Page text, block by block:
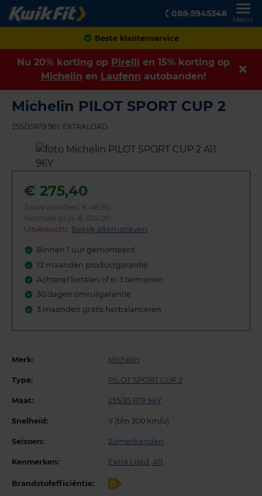
088-5945348
Menu
Achteraf betalen
Nu 20% korting op Pirelli en 15% korting op
Michelin en Laufenn autobanden!
Michelin PILOT SPORT CUP 2
255/35R19 96Y EXTRALOAD
€ 275,40
Jouw voordeel: € 48,60
Normale prijs: € 324,00
Uitverkocht: Bekijk alternatieven
Binnen 1 uur gemonteerd
12 maanden productgarantie
Achteraf betalen of in 3 termijnen
30 dagen omruilgarantie
3 maanden gratis herbalanceren
Merk: Michelin
Type: PILOT SPORT CUP 2
Maat: 255/35 R19 96Y
Snelheid: Y (t/m 300 km/u)
Seizoen: Zomerbanden
Kenmerken: Extra Load , A11
Brandstofefficiëntie: D